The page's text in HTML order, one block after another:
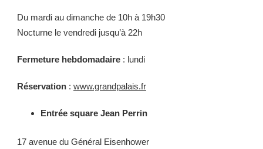
Du mardi au dimanche de 10h à 19h30
Nocturne le vendredi jusqu’à 22h
Fermeture hebdomadaire : lundi
Réservation : www.grandpalais.fr
Entrée square Jean Perrin
17 avenue du Général Eisenhower